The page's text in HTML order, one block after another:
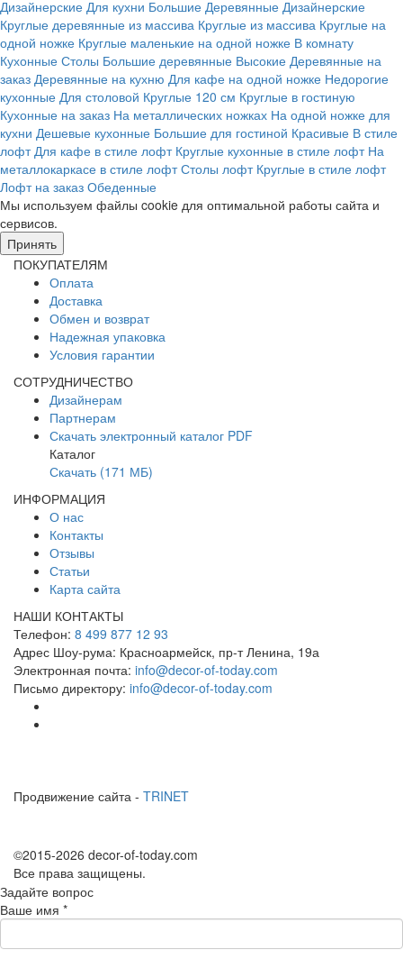
Дизайнерские Для кухни Большие Деревянные Дизайнерские
Круглые деревянные из массива Круглые из массива Круглые на
одной ножке Круглые маленькие на одной ножке В комнату
Кухонные Столы Большие деревянные Высокие Деревянные на
заказ Деревянные на кухню Для кафе на одной ножке Недорогие
кухонные Для столовой Круглые 120 см Круглые в гостиную
Кухонные на заказ На металлических ножках На одной ножке для
кухни Дешевые кухонные Большие для гостиной Красивые В стиле
лофт Для кафе в стиле лофт Круглые кухонные в стиле лофт На
металлокаркасе в стиле лофт Столы лофт Круглые в стиле лофт
Лофт на заказ Обеденные
Мы используем файлы cookie для оптимальной работы сайта и
сервисов.
Принять
ПОКУПАТЕЛЯМ
Оплата
Доставка
Обмен и возврат
Надежная упаковка
Условия гарантии
СОТРУДНИЧЕСТВО
Дизайнерам
Партнерам
Скачать электронный каталог PDF
Каталог
Скачать (171 МБ)
ИНФОРМАЦИЯ
О нас
Контакты
Отзывы
Статьи
Карта сайта
НАШИ КОНТАКТЫ
Телефон: 8 499 877 12 93
Адрес Шоу-рума: Красноармейск, пр-т Ленина, 19а
Электронная почта: info@decor-of-today.com
Письмо директору: info@decor-of-today.com
Продвижение сайта - TRINET
©2015-2026 decor-of-today.com
Все права защищены.
Задайте вопрос
Ваше имя *